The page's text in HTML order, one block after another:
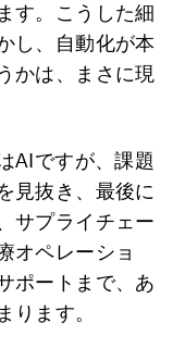
す。こうした細
し、自動化が本
かは、まさに現
AIですが、課題
見抜き、最後に
サプライチェー
オペレーショ
ポートまで、あ
ります。